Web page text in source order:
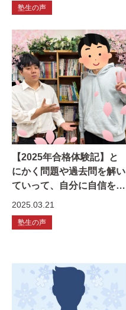
塾生の声
【2025年合格体験記】と
にかく問題や過去問を解い
ていって、自分に自信をつ
ける！ 東京電機大学に逆
転合格！
2025.03.21
塾生の声